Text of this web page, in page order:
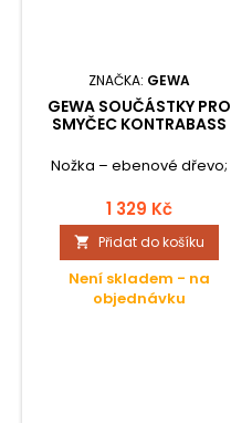
ZNAČKA: GEWA
GEWA SOUČÁSTKY PRO
SMYČEC KONTRABASS
Nožka – ebenové dřevo;
1 329 Kč
 Přidat do košíku
Není skladem - na
objednávku